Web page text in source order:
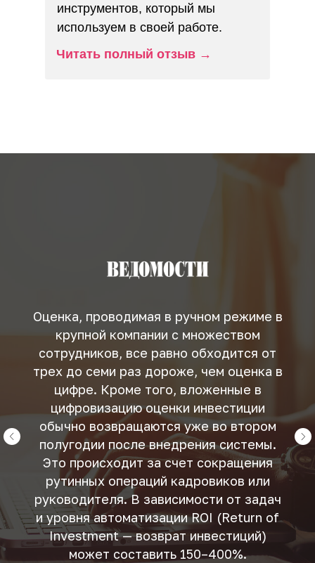
инструментов, который мы
используем в своей работе.
Читать полный отзыв →
Оценка, проводимая в ручном режиме в
крупной компании с множеством
сотрудников, все равно обходится от
трех до семи раз дороже, чем оценка в
цифре. Кроме того, вложенные в
цифровизацию оценки инвестиции
обычно возвращаются уже во втором
полугодии после внедрения системы.
Это происходит за счет сокращения
рутинных операций кадровиков или
руководителя. В зависимости от задач
и уровня автоматизации ROI (Return of
Investment — возврат инвестиций)
может составить 150–400%.